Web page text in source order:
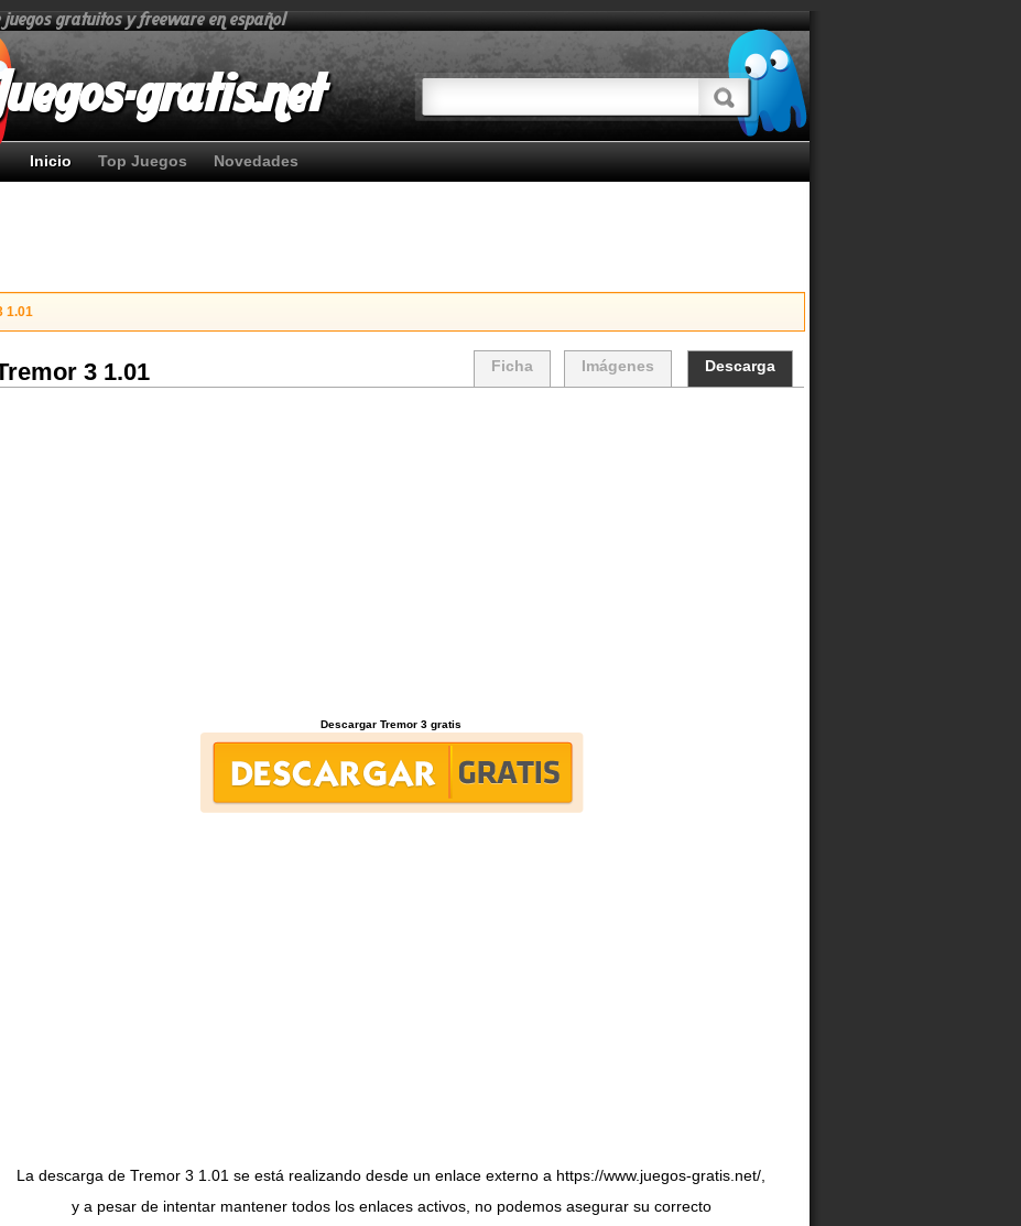
juegos gratuitos y freeware en español
gratis.net
Inicio Top Juegos Novedades
1.01
3 1.01 Descarga
Imágenes
Ficha
Descargar Tremor 3 gratis
La descarga de Tremor 3 1.01 se está realizando desde un enlace externo a https://www.juegos-gratis.net/,
y a pesar de intentar mantener todos los enlaces activos, no podemos asegurar su correcto